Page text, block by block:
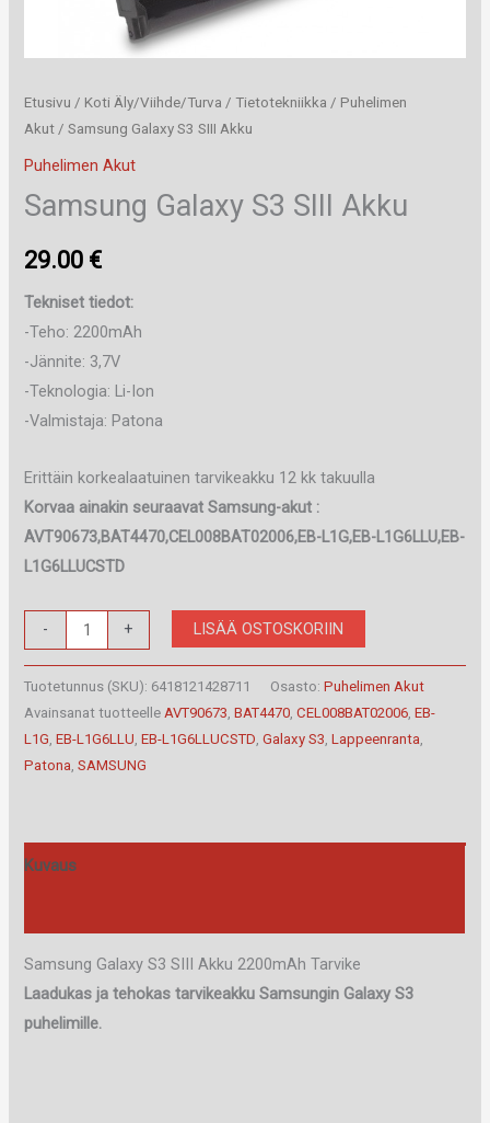
Etusivu / Koti Äly/Viihde/Turva /Tietotekniikka / Puhelimen
Akut / Samsung Galaxy S3 SIII Akku
Puhelimen Akut
Samsung Galaxy S3 SIII Akku
29.00 €
Tekniset tiedot:
-Teho: 2200mAh
-Jännite: 3,7V
-Teknologia: Li-Ion
-Valmistaja: Patona
Erittäin korkealaatuinen tarvikeakku 12 kk takuulla
Korvaa ainakin seuraavat Samsung-akut :
AVT90673,BAT4470,CEL008BAT02006,EB-L1G,EB-L1G6LLU,EB-
L1G6LLUCSTD
-
Samsung
Galaxy
S3
SIII
Akku
määrä
+ LISÄÄ OSTOSKORIIN
Tuotetunnus (SKU): 6418121428711 Osasto:Puhelimen Akut
Avainsanat tuotteelle AVT90673 ,BAT4470 ,CEL008BAT02006 ,EB-
L1G ,EB-L1G6LLU ,EB-L1G6LLUCSTD ,Galaxy S3 ,Lappeenranta
Patona ,SAMSUNG
Kuvaus
Samsung Galaxy S3 SIII Akku 2200mAh Tarvike
Laadukas ja tehokas tarvikeakku Samsungin Galaxy S3
puhelimille.